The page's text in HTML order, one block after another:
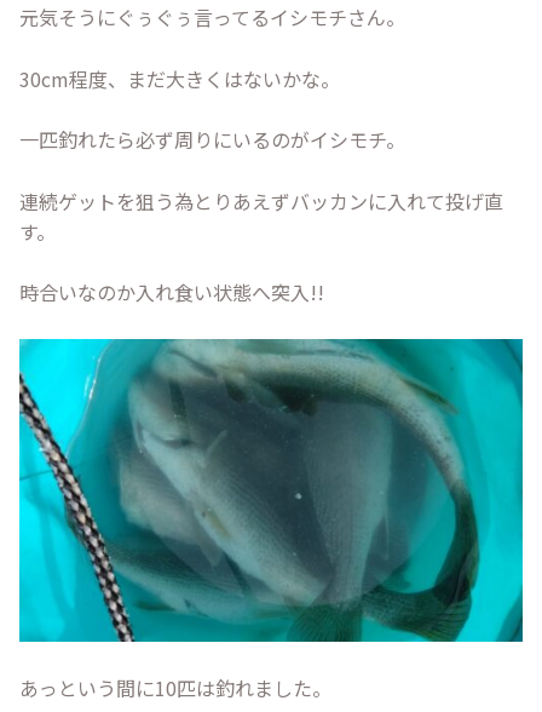
元気そうにぐぅぐぅ言ってるイシモチさん。
30cm程度、まだ大きくはないかな。
一匹釣れたら必ず周りにいるのがイシモチ。
連続ゲットを狙う為とりあえずバッカンに入れて投げ直
す。
時合いなのか入れ食い状態へ突入!!
あっという間に10匹は釣れました。